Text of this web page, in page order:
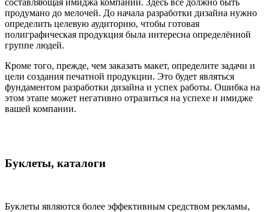
продумано до мелочей. До начала разработки дизайна нужно
определить целевую аудиторию, чтобы готовая
полиграфическая продукция была интересна определённой
группе людей.
Кроме того, прежде, чем заказать макет, определите задачи и
цели создания печатной продукции. Это будет являться
фундаментом разработки дизайна и успех работы. Ошибка на
этом этапе может негативно отразиться на успехе и имидже
вашей компании.
Буклеты, каталоги
Буклеты являются более эффективным средством рекламы,